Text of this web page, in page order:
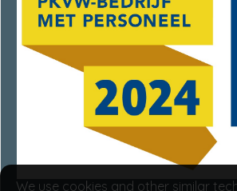
We use cookies and other similar